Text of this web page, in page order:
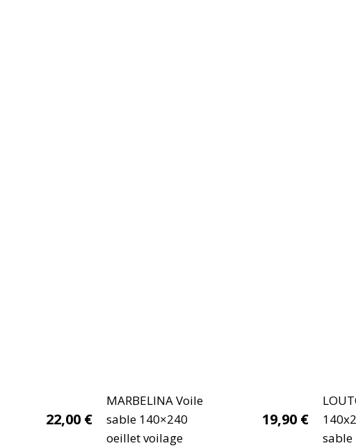
22,00 €
MARBELINA Voile
sable 140×240
oeillet voilage
19,90 €
sable